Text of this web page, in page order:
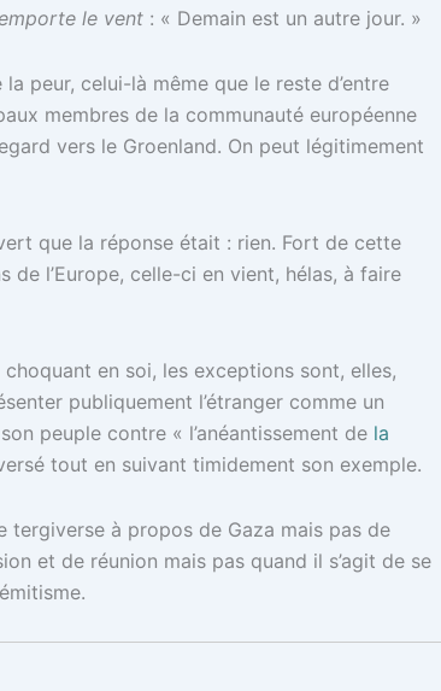
le vent : « Demain est un autre jour. »
peur, celui-là même que le reste d’entre
membres de la communauté européenne
vers le Groenland. On peut légitimement
que la réponse était : rien. Fort de cette
l’Europe, celle-ci en vient, hélas, à faire
en soi, les exceptions sont, elles,
publiquement l’étranger comme un
peuple contre « l’anéantissement de la
tout en suivant timidement son exemple.
tergiverse à propos de Gaza mais pas de
et de réunion mais pas quand il s’agit de se